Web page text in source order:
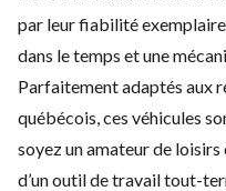
par leur fiabilité
dans le temps et une
Parfaitement adaptés aux
québécois, ces véhicules
soyez un amateur de
d’un outil de travail tout-